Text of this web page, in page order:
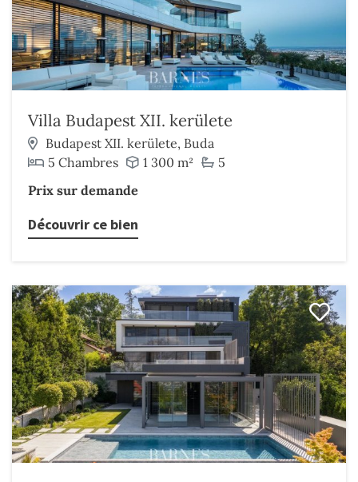
Villa Budapest XII. kerülete
Budapest XII. kerülete, Buda
5 Chambres
1 300 m²
5
Prix sur demande
Découvrir ce bien